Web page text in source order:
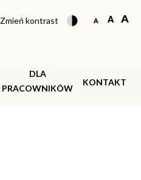
Zmień kontrast
DLA
PRACOWNIKÓW
KONTAKT